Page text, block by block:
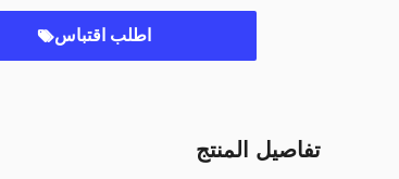
اطلب اقتباس
تفاصيل المنتج